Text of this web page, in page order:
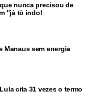
nunca precisou de
"já tô indo!
Manaus sem energia
cita 31 vezes o termo